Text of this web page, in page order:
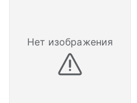
Нет изображения